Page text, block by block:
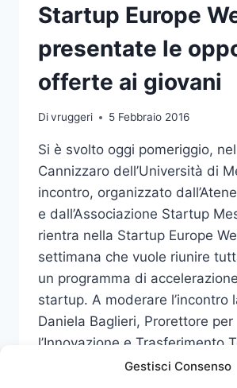
Gestisci Consenso
Startup Europe
presentate le
offerte ai giovani
Divruggeri 5 Febbraio 2016
Si è svolto oggi pomeriggio,
Cannizzaro dell’Università di
incontro, organizzato
e dall’Associazione Startup
rientra nella Startup Europe
settimana che vuole riunire
un programma di
startup. A moderare l’incontro
Daniela Baglieri, Prorettore per
l’Innovazione e Trasferimento
dell’Università di…